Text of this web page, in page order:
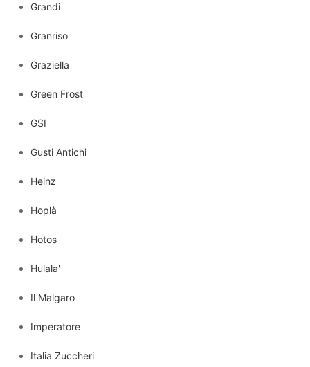
Grandi
Granriso
Graziella
Green Frost
GSI
Gusti Antichi
Heinz
Hoplà
Hotos
Hulala'
Il Malgaro
Imperatore
Italia Zuccheri